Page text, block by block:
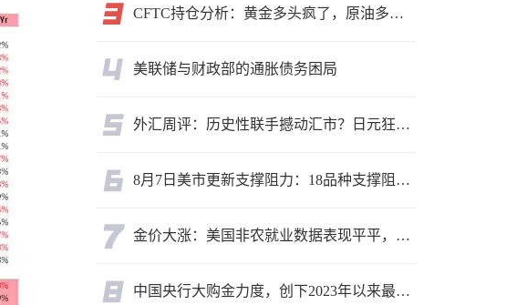
CFTC持仓分析：黄金多头疯了，原油多头跑了，日元空头投降了！
美联储与财政部的通胀债务困局
外汇周评：历史性联手撼动汇市？日元狂飙后回调，非农意外爆冷，美元刷新七周低点
8月7日美市更新支撑阻力：18品种支撑阻力(金银铂钯原油天然气铜及十大货币对)
金价大涨：美国非农就业数据表现平平，美联储加息预期遭重创
中国央行大购金力度，创下2023年以来最大月度购金规模